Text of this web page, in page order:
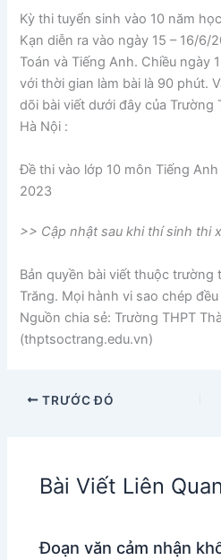
Kỳ thi tuyển sinh vào 10 năm
Kạn diễn ra vào ngày 15 – 16/6/
Toán và Tiếng Anh. Chiều ngày
với thời gian làm bài là 90 phút.
dõi bài viết dưới đây của Trường
Hà Nội :
Đề thi vào lớp 10 môn Tiếng Anh
2023
>> Cập nhật sau khi thí sinh thi
Bản quyền bài viết thuộc
Trăng. Mọi hành vi sao chép đều
Nguồn chia sẻ: Trường THPT
(thptsoctrang.edu.vn)
TRƯỚC ĐÓ
Bài Viết Liên Quan
Đoạn văn cảm nhận